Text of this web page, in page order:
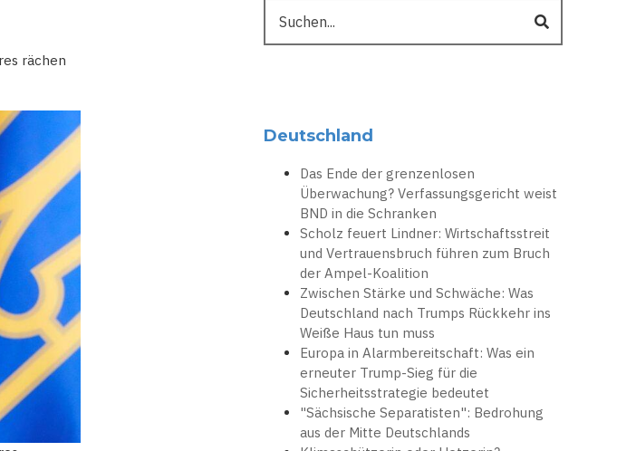
rächen
Deutschland
Das Ende der grenzenlosen
Überwachung? Verfassungsgericht weist
BND in die Schranken
Scholz feuert Lindner: Wirtschaftsstreit
und Vertrauensbruch führen zum Bruch
der Ampel-Koalition
Zwischen Stärke und Schwäche: Was
Deutschland nach Trumps Rückkehr ins
Weiße Haus tun muss
Europa in Alarmbereitschaft: Was ein
erneuter Trump-Sieg für die
Sicherheitsstrategie bedeutet
"Sächsische Separatisten": Bedrohung
aus der Mitte Deutschlands